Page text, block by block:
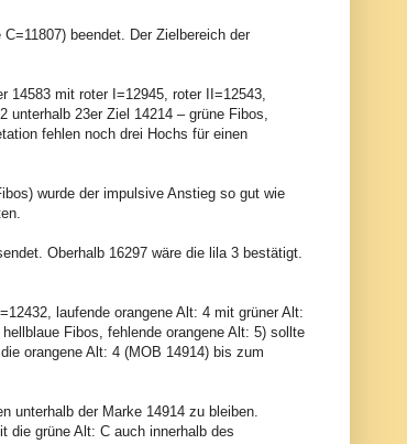
beendet. Der Zielbereich der
mit roter I=12945, roter II=12543,
23er Ziel 14214 – grüne Fibos,
fehlen noch drei Hochs für einen
wurde der impulsive Anstieg so gut wie
Oberhalb 16297 wäre die lila 3 bestätigt.
laufende orangene Alt: 4 mit grüner Alt:
Fibos, fehlende orangene Alt: 5) sollte
orangene Alt: 4 (MOB 14914) bis zum
unterhalb der Marke 14914 zu bleiben.
die grüne Alt: C auch innerhalb des